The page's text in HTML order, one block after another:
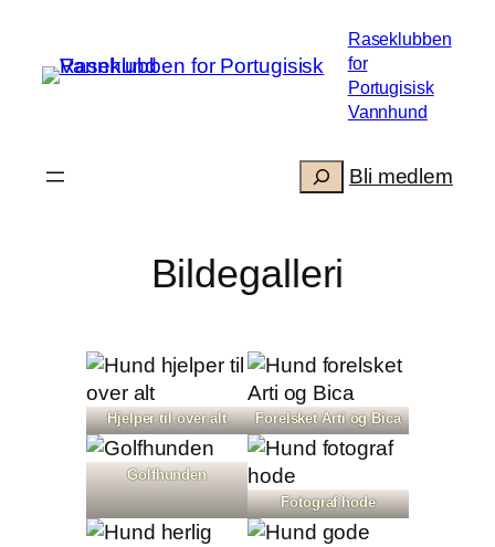
innhold
Raseklubben
for
Portugisisk
Vannhund
Søk Bli medlem
Bildegalleri
Hjelper til over alt Forelsket Arti og Bica
Golfhunden
Fotograf hode